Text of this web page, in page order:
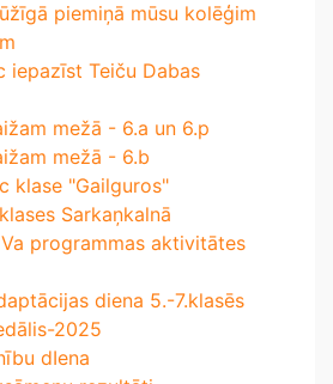
piemiņā mūsu kolēģim
iepazīst Teiču Dabas
mežā - 6.a un 6.p
mežā - 6.b
klase "Gailguros"
Sarkaņkalnā
programmas aktivitātes
diena 5.-7.klasēs
2025
dIena